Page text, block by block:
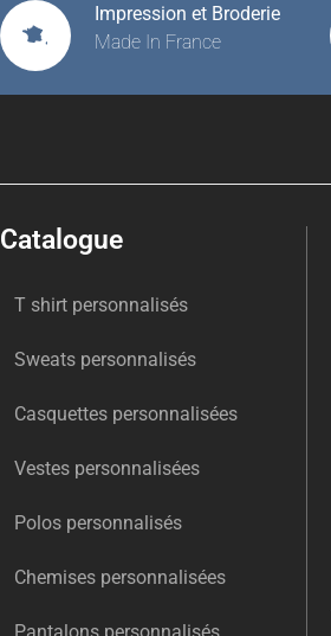
Impression et Broderie
Made In France
Catalogue
T shirt personnalisés
Sweats personnalisés
Casquettes personnalisées
Vestes personnalisées
Polos personnalisés
Chemises personnalisées